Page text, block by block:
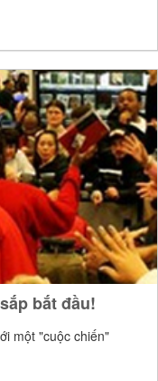
bắt đầu!
một "cuộc chiến"